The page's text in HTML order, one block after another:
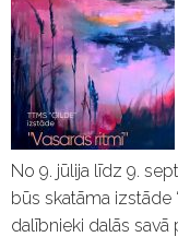
No 9. jūlija līdz 9.
būs skatāma izstāde
dalībnieki dalās savā